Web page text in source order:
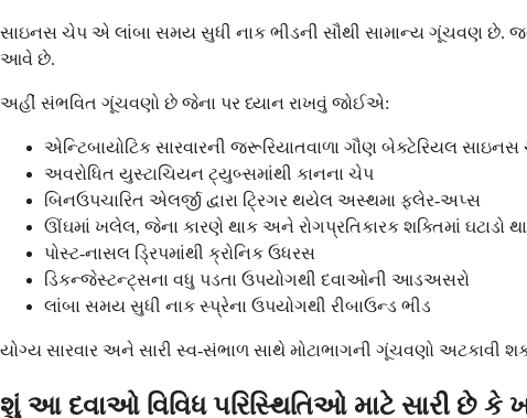
સાઇનસ ચેપ એ લાંબા સમય સુધી નાક ભીડની સૌથી સામાન્ય ગૂંચવણ છે.
આવે છે.
અહીં સંભવિત ગૂંચવણો છે જેના પર ધ્યાન રાખવું જોઈએ:
એન્ટિબાયોટિક સારવારની જરૂરિયાતવાળા ગૌણ બેક્ટેરિયલ
અવરોધિત યુસ્ટાચિયન ટ્યુબ્સમાંથી કાનના ચેપ
બિનઉપચારિત એલર્જી દ્વારા ટ્રિગર થયેલ અસ્થમા ફ્લેર-અપ્સ
ઊંઘમાં ખલેલ, જેના કારણે થાક અને રોગપ્રતિકારક શક્તિમાં ઘટાડો
પોસ્ટ-નાસલ ડ્રિપમાંથી ક્રોનિક ઉધરસ
ડિકન્જેસ્ટન્ટ્સના વધુ પડતા ઉપયોગથી દવાઓની આડઅસરો
લાંબા સમય સુધી નાક સ્પ્રેના ઉપયોગથી રીબાઉન્ડ ભીડ
યોગ્ય સારવાર અને સારી સ્વ-સંભાળ સાથે મોટાભાગની ગૂંચવણો
શું આ દવાઓ વિવિધ પરિસ્થિતિઓ માટે સારી છે કે